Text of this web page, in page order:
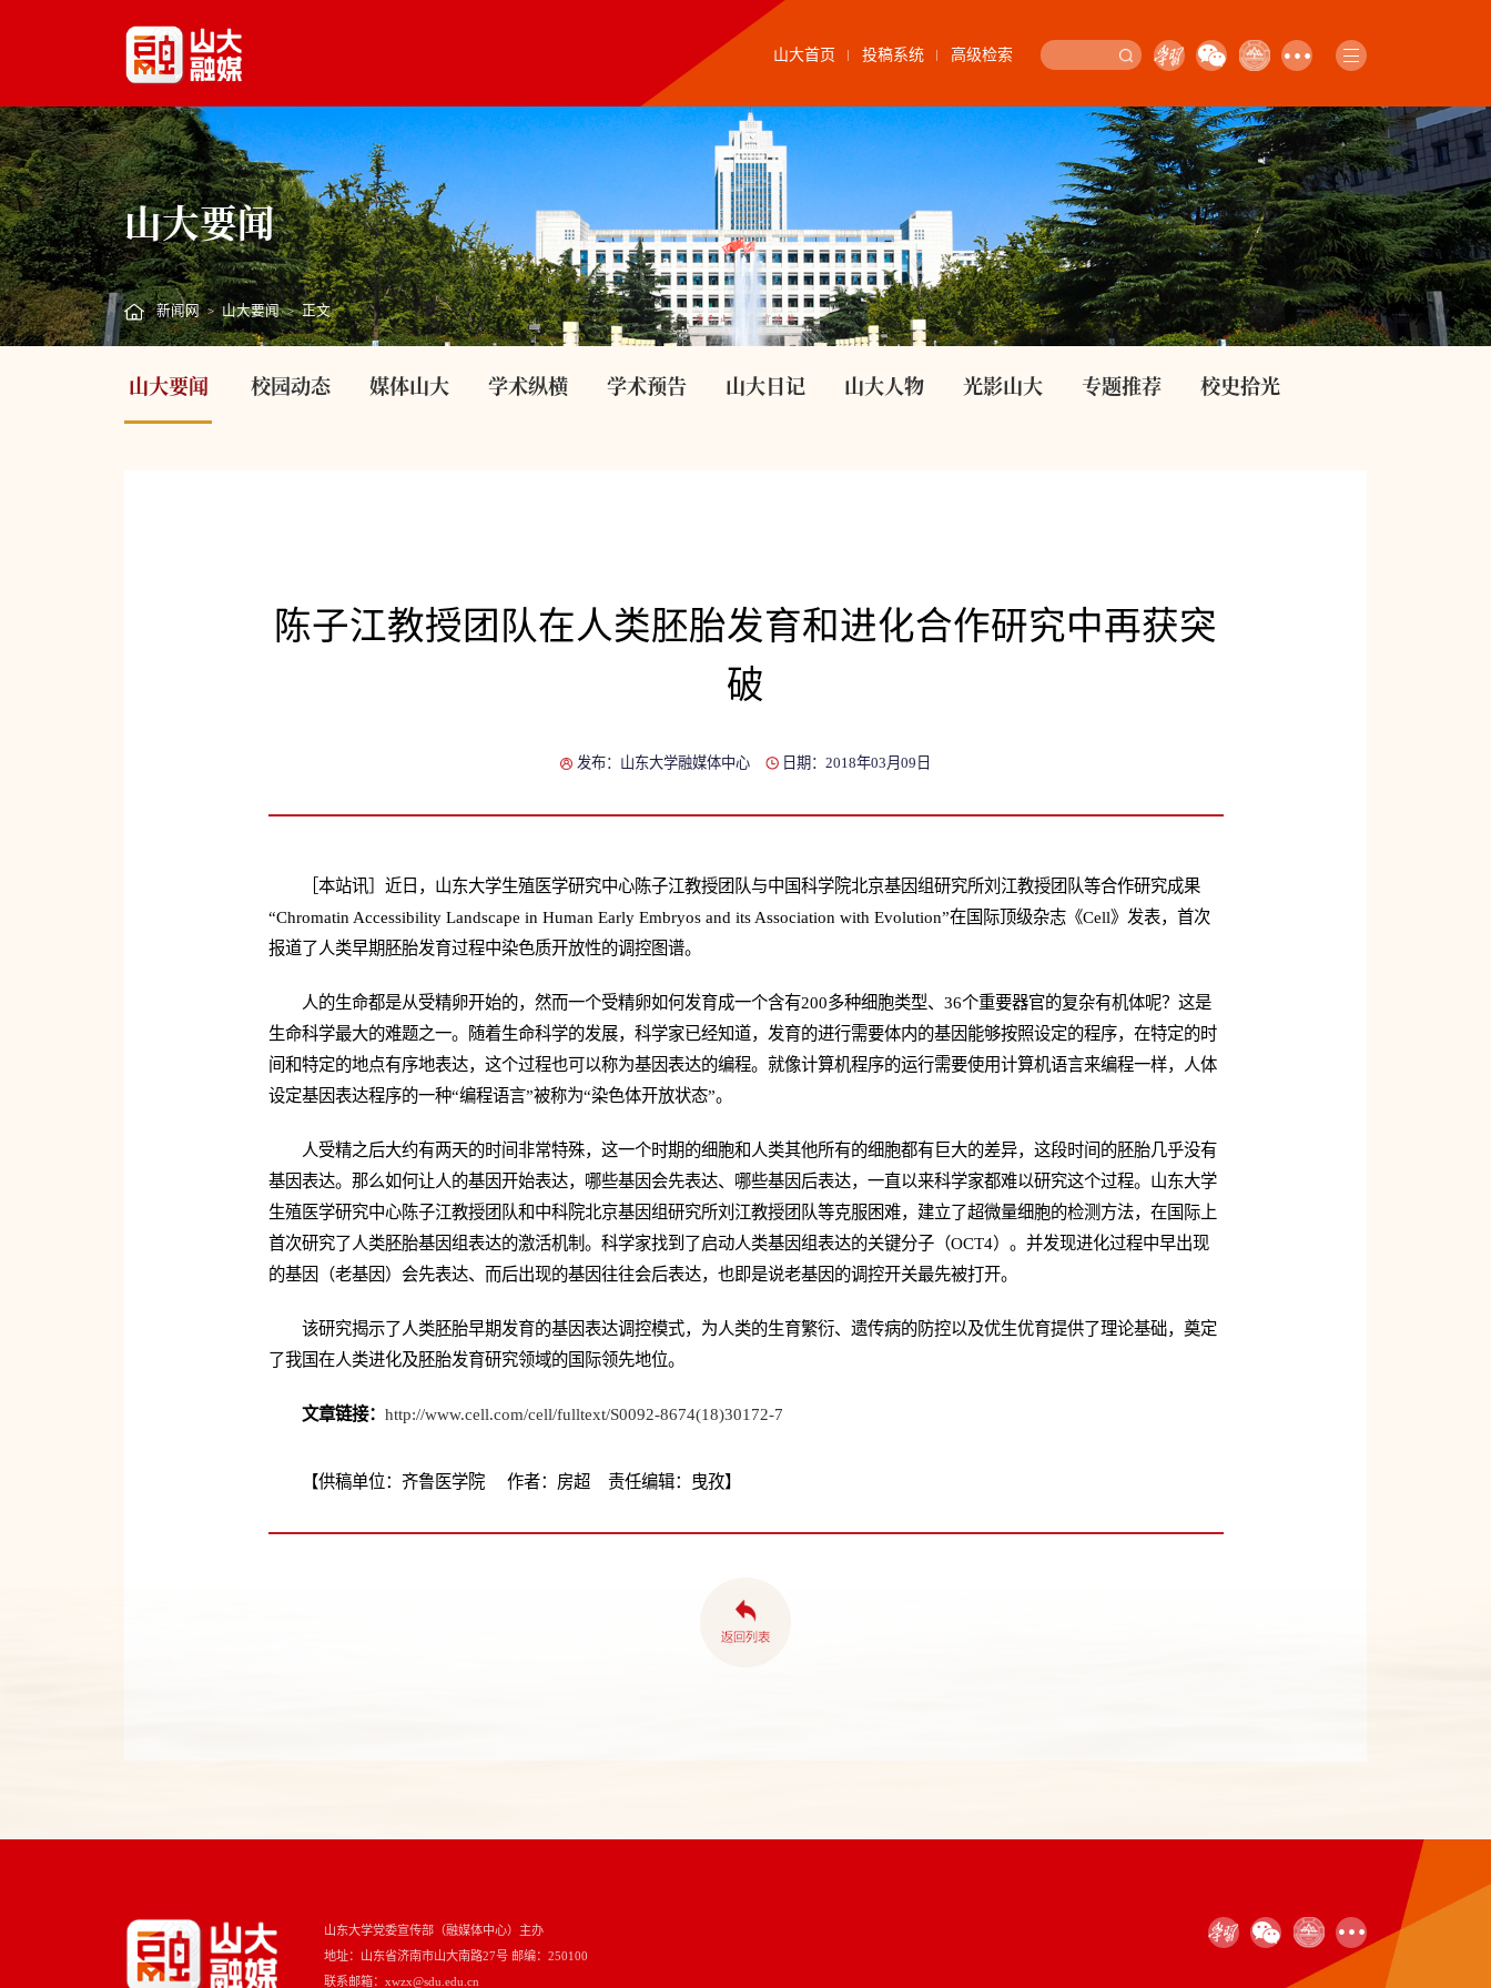
山大首页 投稿系统 高级检索
山大要闻
新闻网 > 山大要闻 > 正文
山大要闻 校园动态 媒体山大 学术纵横 学术预告 山大日记 山大人物 光影山大 专题推荐 校史拾光
陈子江教授团队在人类胚胎发育和进化合作研究中再获突
破
发布：山东大学融媒体中心 日期：2018年03月09日
［本站讯］近日，山东大学生殖医学研究中心陈子江教授团队与中国科学院北京基因组研究所刘江教授团队等合作研究成果
“Chromatin Accessibility Landscape in Human Early Embryos and its Association with Evolution”在国际顶级杂志《Cell》发表，首次
报道了人类早期胚胎发育过程中染色质开放性的调控图谱。
人的生命都是从受精卵开始的，然而一个受精卵如何发育成一个含有200多种细胞类型、36个重要器官的复杂有机体呢？这是
生命科学最大的难题之一。随着生命科学的发展，科学家已经知道，发育的进行需要体内的基因能够按照设定的程序，在特定的时
间和特定的地点有序地表达，这个过程也可以称为基因表达的编程。就像计算机程序的运行需要使用计算机语言来编程一样，人体
设定基因表达程序的一种“编程语言”被称为“染色体开放状态”。
人受精之后大约有两天的时间非常特殊，这一个时期的细胞和人类其他所有的细胞都有巨大的差异，这段时间的胚胎几乎没有
基因表达。那么如何让人的基因开始表达，哪些基因会先表达、哪些基因后表达，一直以来科学家都难以研究这个过程。山东大学
生殖医学研究中心陈子江教授团队和中科院北京基因组研究所刘江教授团队等克服困难，建立了超微量细胞的检测方法，在国际上
首次研究了人类胚胎基因组表达的激活机制。科学家找到了启动人类基因组表达的关键分子（OCT4）。并发现进化过程中早出现
的基因（老基因）会先表达、而后出现的基因往往会后表达，也即是说老基因的调控开关最先被打开。
该研究揭示了人类胚胎早期发育的基因表达调控模式，为人类的生育繁衍、遗传病的防控以及优生优育提供了理论基础，奠定
了我国在人类进化及胚胎发育研究领域的国际领先地位。
文章链接：http://www.cell.com/cell/fulltext/S0092-8674(18)30172-7
【供稿单位：齐鲁医学院 作者：房超 责任编辑：曳孜】
山东大学党委宣传部（融媒体中心）主办
地址：山东省济南市山大南路27号 邮编：250100
联系邮箱：xwzx@sdu.edu.cn